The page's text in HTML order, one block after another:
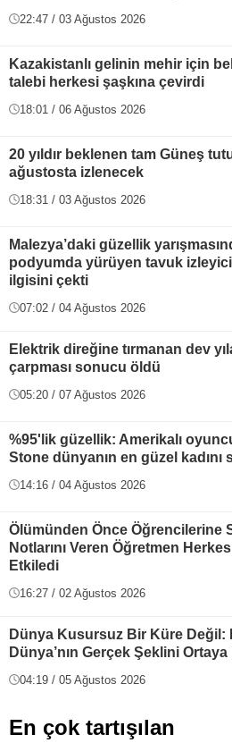
22:47 / 03 Ağustos 2026
Kazakistanlı gelinin mehir için
talebi herkesi şaşkına çevirdi
18:01 / 06 Ağustos 2026
20 yıldır beklenen tam Güneş
ağustosta izlenecek
18:31 / 03 Ağustos 2026
Malezya’daki güzellik
podyumda yürüyen tavuk
ilgisini çekti
07:02 / 04 Ağustos 2026
Elektrik direğine tırmanan dev
çarpması sonucu öldü
05:20 / 07 Ağustos 2026
%95'lik güzellik: Amerikalı
Stone dünyanın en güzel kadını
14:16 / 04 Ağustos 2026
Ölümünden Önce Öğrencilerine
Notlarını Veren Öğretmen
Etkiledi
16:27 / 02 Ağustos 2026
Dünya Kusursuz Bir Küre Değil:
Dünya’nın Gerçek Şeklini
04:19 / 05 Ağustos 2026
En çok tartışılan